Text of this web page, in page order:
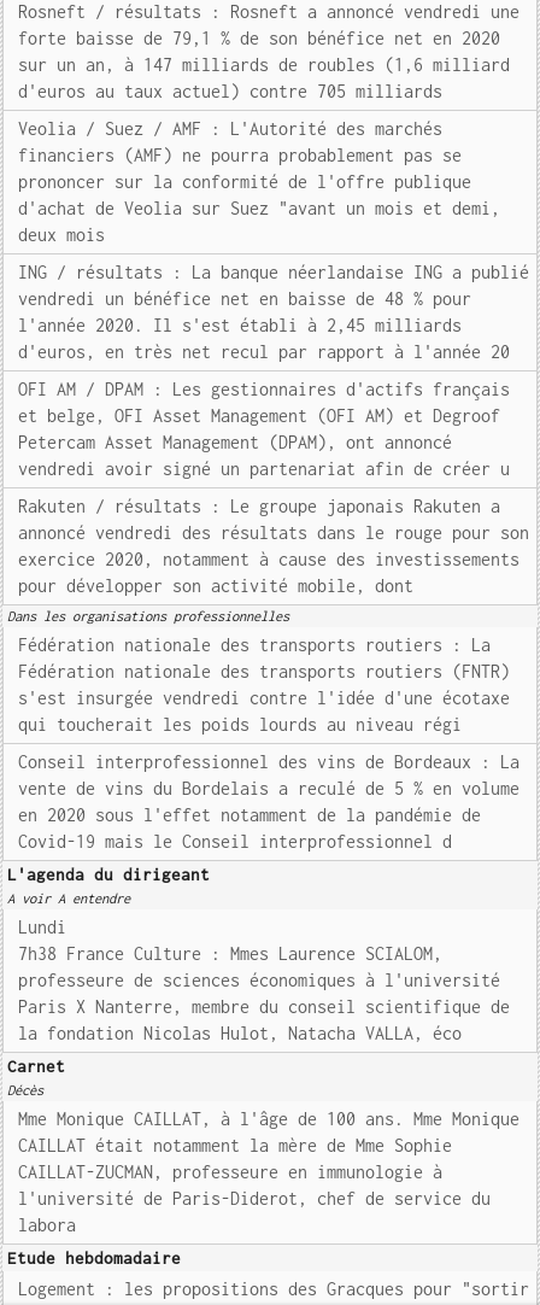
Rosneft / résultats : Rosneft a annoncé vendredi une
forte baisse de 79,1 % de son bénéfice net en 2020
sur un an, à 147 milliards de roubles (1,6 milliard
d'euros au taux actuel) contre 705 milliards
Veolia / Suez / AMF : L'Autorité des marchés
financiers (AMF) ne pourra probablement pas se
prononcer sur la conformité de l'offre publique
d'achat de Veolia sur Suez "avant un mois et demi,
deux mois
ING / résultats : La banque néerlandaise ING a publié
vendredi un bénéfice net en baisse de 48 % pour
l'année 2020. Il s'est établi à 2,45 milliards
d'euros, en très net recul par rapport à l'année 20
OFI AM / DPAM : Les gestionnaires d'actifs français
et belge, OFI Asset Management (OFI AM) et Degroof
Petercam Asset Management (DPAM), ont annoncé
vendredi avoir signé un partenariat afin de créer u
Rakuten / résultats : Le groupe japonais Rakuten a
annoncé vendredi des résultats dans le rouge pour son
exercice 2020, notamment à cause des investissements
pour développer son activité mobile, dont
Dans les organisations professionnelles
Fédération nationale des transports routiers : La
Fédération nationale des transports routiers (FNTR)
s'est insurgée vendredi contre l'idée d'une écotaxe
qui toucherait les poids lourds au niveau régi
Conseil interprofessionnel des vins de Bordeaux : La
vente de vins du Bordelais a reculé de 5 % en volume
en 2020 sous l'effet notamment de la pandémie de
Covid-19 mais le Conseil interprofessionnel d
L'agenda du dirigeant
A voir A entendre
Lundi
7h38 France Culture : Mmes Laurence SCIALOM,
professeure de sciences économiques à l'université
Paris X Nanterre, membre du conseil scientifique de
la fondation Nicolas Hulot, Natacha VALLA, éco
Carnet
Décès
Mme Monique CAILLAT, à l'âge de 100 ans. Mme Monique
CAILLAT était notamment la mère de Mme Sophie
CAILLAT-ZUCMAN, professeure en immunologie à
l'université de Paris-Diderot, chef de service du
labora
Etude hebdomadaire
Logement : les propositions des Gracques pour "sortir